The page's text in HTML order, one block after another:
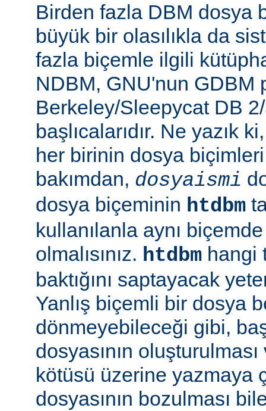
Birden fazla DBM dosya
büyük bir olasılıkla da
fazla biçemle ilgili
NDBM, GNU'nun GDBM
Berkeley/Sleepycat DB
başlıcalarıdır. Ne yazık
her birinin dosya biçimleri
bakımdan, dosyaismi
dosya biçeminin htdbm
kullanılanla aynı
olmalısınız. htdbm hangi
baktığını saptayacak
Yanlış biçemli bir dosya
dönmeyebileceği gibi,
dosyasının
kötüsü üzerine yazmaya
dosyasının bozulması